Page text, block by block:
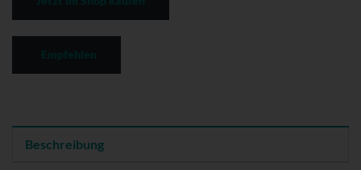
Beschreibung